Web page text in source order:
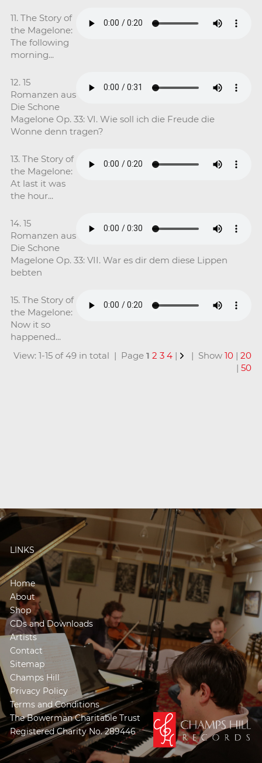
11. The Story of
the Magelone:
The following
morning...
12. 15
Romanzen aus
Die Schone
Magelone Op. 33: VI. Wie soll ich die Freude die
Wonne denn tragen?
13. The Story of
the Magelone:
At last it was
the hour...
14. 15
Romanzen aus
Die Schone
Magelone Op. 33: VII. War es dir dem diese Lippen
bebten
15. The Story of
the Magelone:
Now it so
happened...
View: 1-15 of 49 in total | Page1 2 3 4 | | Show10 |20
|50
LINKS
Home
About
Shop
CDs and Downloads
Artists
Contact
Sitemap
Champs Hill
Privacy Policy
Terms and Conditions
The Bowerman Charitable Trust
Registered Charity No. 289446